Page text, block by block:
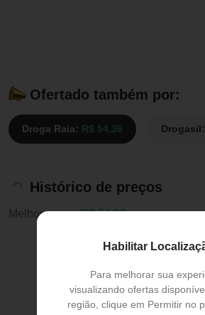
Habilitar
Para melhorar sua
visualizando ofertas
região, clique em Permitir no
Ofertado também por:
Droga Raia: R$ 54,36 Drogasil:
Histórico de preços
Melhor preço:R$ 54,36